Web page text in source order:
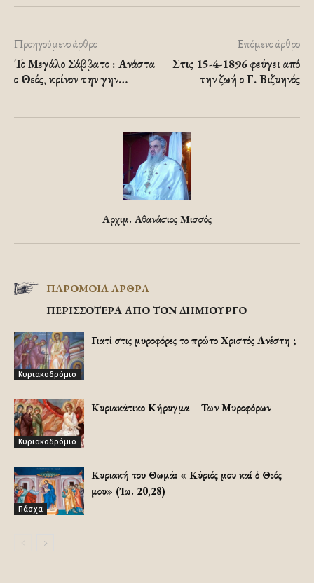
Προηγούμενο άρθρο
Το Μεγάλο Σάββατο : Ανάστα
ο Θεός, κρίνον την γην…
Επόμενο άρθρο
Στις 15-4-1896 φεύγει από
την ζωή ο Γ. Βιζυηνός
Αρχιμ. Αθανάσιος Μισσός
ΠΑΡΟΜΟΙΑ ΑΡΘΡΑ
ΠΕΡΙΣΣΟΤΕΡΑ ΑΠΟ ΤΟΝ ΔΗΜΙΟΥΡΓΟ
Κυριακοδρόμιο
Γιατί στις μυροφόρες το πρώτο Χριστός Ανέστη ;
Κυριακοδρόμιο
Κυριακάτικο Κήρυγμα – Των Μυροφόρων
Πάσχα
Κυριακή του Θωμά: «Ὁ Κύριός μου καί ὁ Θεός
μου» (Ἰω. 20,28)